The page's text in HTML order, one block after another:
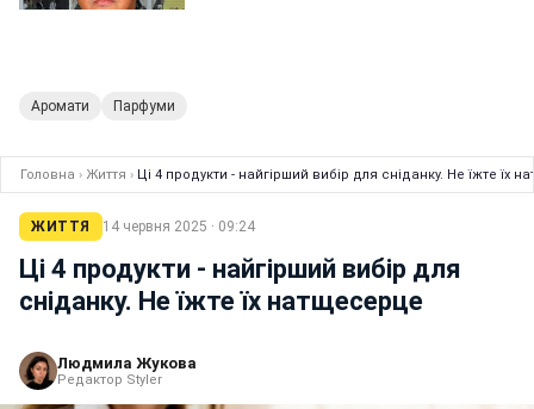
Аромати Парфуми
Головна › Життя › Ці 4 продукти - найгірший вибір для сніданку. Не їжте їх
ЖИТТЯ 14 червня 2025 · 09:24
Ці 4 продукти - найгірший вибір для
сніданку. Не їжте їх натщесерце
Людмила Жукова
Редактор Styler